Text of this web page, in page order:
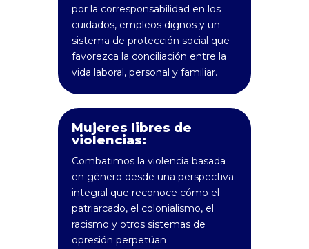
por la corresponsabilidad en los
cuidados, empleos dignos y un
sistema de protección social que
favorezca la conciliación entre la
vida laboral, personal y familiar.
Mujeres libres de
violencias:
Combatimos la violencia basada
en género desde una perspectiva
integral que reconoce cómo el
patriarcado, el colonialismo, el
racismo y otros sistemas de
opresión perpetúan